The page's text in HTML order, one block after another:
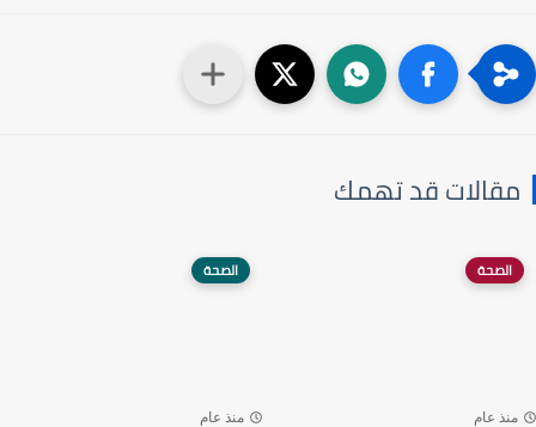
مقالات قد تهمك
الصحة
منذ عام
الصحة
منذ عام